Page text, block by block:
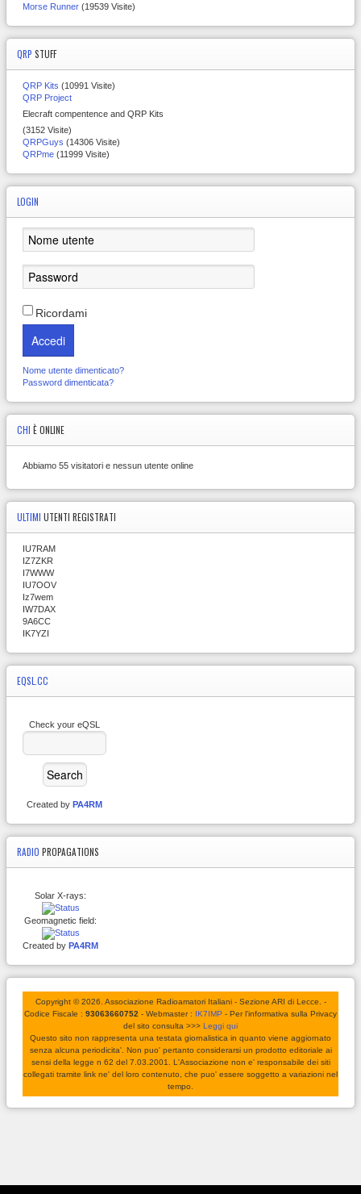
Morse Runner (19539 Visite)
QRP STUFF
QRP Kits (10991 Visite)
QRP Project
Elecraft compentence and QRP Kits
(3152 Visite)
QRPGuys (14306 Visite)
QRPme (11999 Visite)
LOGIN
Ricordami
Accedi
Nome utente dimenticato?
Password dimenticata?
CHI È ONLINE
Abbiamo 55 visitatori e nessun utente online
ULTIMI UTENTI REGISTRATI
IU7RAM
IZ7ZKR
I7WWW
IU7OOV
Iz7wem
IW7DAX
9A6CC
IK7YZI
EQSL.CC
Check your eQSL
Created by PA4RM
RADIO PROPAGATIONS
Solar X-rays:
Geomagnetic field:
Created by PA4RM
Copyright © 2026. Associazione Radioamatori Italiani - Sezione ARI di Lecce. -
Codice Fiscale : 93063660752 - Webmaster : IK7IMP - Per l'informativa sulla Privacy
del sito consulta >>> Leggi qui
Questo sito non rappresenta una testata giornalistica in quanto viene aggiornato
senza alcuna periodicita'. Non puo' pertanto considerarsi un prodotto editoriale ai
sensi della legge n 62 del 7.03.2001. L'Associazione non e' responsabile dei siti
collegati tramite link ne' del loro contenuto, che puo' essere soggetto a variazioni nel
tempo.